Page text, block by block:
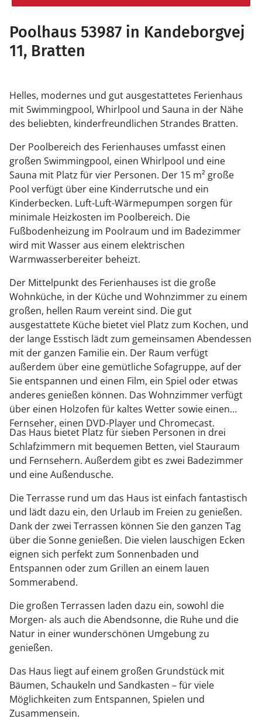
Poolhaus 53987 in Kandeborgvej
11, Bratten
Helles, modernes und gut ausgestattetes Ferienhaus
mit Swimmingpool, Whirlpool und Sauna in der Nähe
des beliebten, kinderfreundlichen Strandes Bratten.
Der Poolbereich des Ferienhauses umfasst einen
großen Swimmingpool, einen Whirlpool und eine
Sauna mit Platz für vier Personen. Der 15 m² große
Pool verfügt über eine Kinderrutsche und ein
Kinderbecken. Luft-Luft-Wärmepumpen sorgen für
minimale Heizkosten im Poolbereich. Die
Fußbodenheizung im Poolraum und im Badezimmer
wird mit Wasser aus einem elektrischen
Warmwasserbereiter beheizt.
Der Mittelpunkt des Ferienhauses ist die große
Wohnküche, in der Küche und Wohnzimmer zu einem
großen, hellen Raum vereint sind. Die gut
ausgestattete Küche bietet viel Platz zum Kochen, und
der lange Esstisch lädt zum gemeinsamen Abendessen
mit der ganzen Familie ein. Der Raum verfügt
außerdem über eine gemütliche Sofagruppe, auf der
Sie entspannen und einen Film, ein Spiel oder etwas
anderes genießen können. Das Wohnzimmer verfügt
über einen Holzofen für kaltes Wetter sowie einen
Fernseher, einen DVD-Player und Chromecast.
Das Haus bietet Platz für sieben Personen in drei
Schlafzimmern mit bequemen Betten, viel Stauraum
und Fernsehern. Außerdem gibt es zwei Badezimmer
und eine Außendusche.
Die Terrasse rund um das Haus ist einfach fantastisch
und lädt dazu ein, den Urlaub im Freien zu genießen.
Dank der zwei Terrassen können Sie den ganzen Tag
über die Sonne genießen. Die vielen lauschigen Ecken
eignen sich perfekt zum Sonnenbaden und
Entspannen oder zum Grillen an einem lauen
Sommerabend.
Die großen Terrassen laden dazu ein, sowohl die
Morgen- als auch die Abendsonne, die Ruhe und die
Natur in einer wunderschönen Umgebung zu
genießen.
Das Haus liegt auf einem großen Grundstück mit
Bäumen, Schaukeln und Sandkasten – für viele
Möglichkeiten zum Entspannen, Spielen und
Zusammensein.